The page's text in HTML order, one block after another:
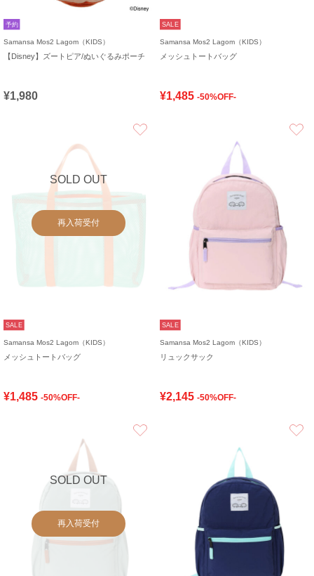
予約
Samansa Mos2 Lagom（KIDS）
【Disney】ズートピア/ぬいぐるみポーチ
¥1,980
SALE
Samansa Mos2 Lagom（KIDS）
メッシュトートバッグ
¥1,485 -50%OFF-
SOLD OUT
再入荷受付
SALE
Samansa Mos2 Lagom（KIDS）
メッシュトートバッグ
¥1,485 -50%OFF-
SALE
Samansa Mos2 Lagom（KIDS）
リュックサック
¥2,145 -50%OFF-
SOLD OUT
再入荷受付